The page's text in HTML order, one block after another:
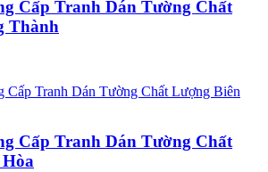
Cấp Tranh Dán Tường Chất
Thành
Cấp Tranh Dán Tường Chất